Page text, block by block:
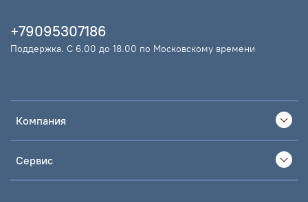
Компания
Сервис
+79095307186
Поддержка. С 6.00 до 18.00 по Московскому времени